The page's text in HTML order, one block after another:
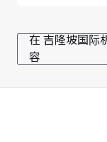
在 吉隆坡国际
容